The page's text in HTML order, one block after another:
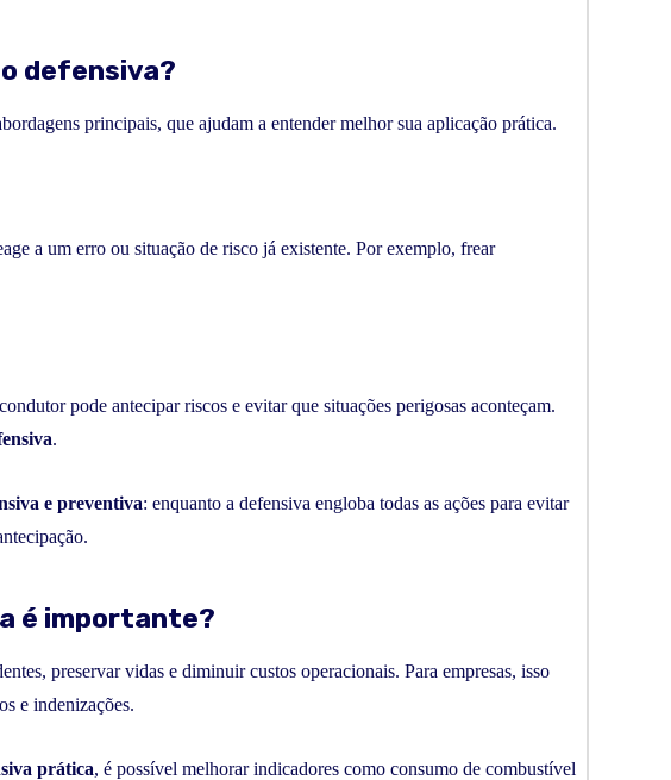
defensiva?
principais, que ajudam a entender melhor sua aplicação prática.
a um erro ou situação de risco já existente. Por exemplo, frear
pode antecipar riscos e evitar que situações perigosas aconteçam.
.
e preventiva: enquanto a defensiva engloba todas as ações para evitar
é importante?
preservar vidas e diminuir custos operacionais. Para empresas, isso
e indenizações.
prática, é possível melhorar indicadores como consumo de combustível